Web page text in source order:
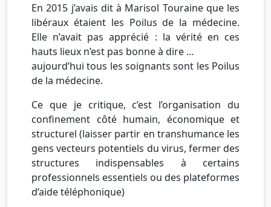
En 2015 j’avais dit à Marisol Touraine que les
libéraux étaient les Poilus de la médecine.
Elle n’avait pas apprécié : la vérité en ces
hauts lieux n’est pas bonne à dire …
aujourd’hui tous les soignants sont les Poilus
de la médecine.
Ce que je critique, c’est l’organisation du
confinement côté humain, économique et
structurel (laisser partir en transhumance les
gens vecteurs potentiels du virus, fermer des
structures indispensables à certains
professionnels essentiels ou des plateformes
d’aide téléphonique)